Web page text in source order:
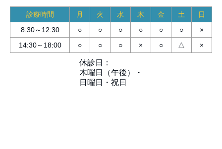
診療時間 月 火 水 木 金 土
日
8:30～12:30
○ ○ ○ ○ ○ ○
×
14:30～18:00
○ ○ ○ × ○ △ ×
休診日：
木曜日（午後）・
日曜日・祝日